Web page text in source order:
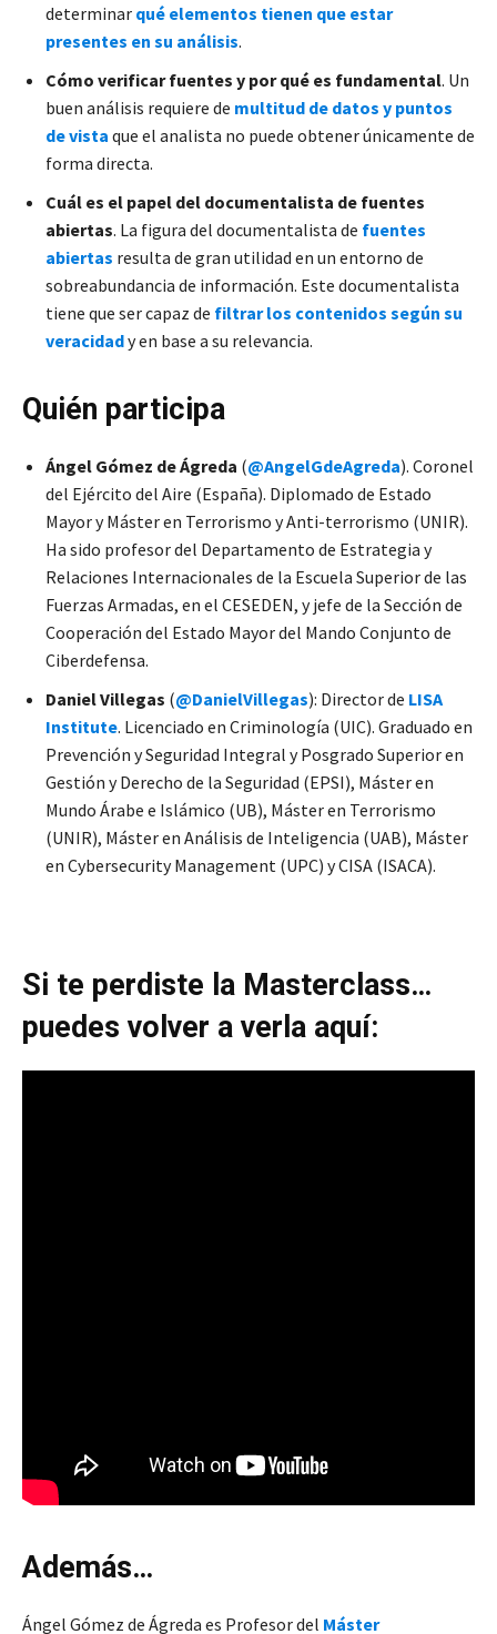
determinar qué elementos tienen que estar
presentes en su análisis.
Cómo verificar fuentes y por qué es fundamental. Un
buen análisis requiere de multitud de datos y puntos
de vista que el analista no puede obtener únicamente de
forma directa.
Cuál es el papel del documentalista de fuentes
abiertas. La figura del documentalista de fuentes
abiertas resulta de gran utilidad en un entorno de
sobreabundancia de información. Este documentalista
tiene que ser capaz de filtrar los contenidos según su
veracidady en base a su relevancia.
Quién participa
Ángel Gómez de Ágreda (@AngelGdeAgreda). Coronel
del Ejército del Aire (España). Diplomado de Estado
Mayor y Máster en Terrorismo y Anti-terrorismo (UNIR).
Ha sido profesor del Departamento de Estrategia y
Relaciones Internacionales de la Escuela Superior de las
Fuerzas Armadas, en el CESEDEN, y jefe de la Sección de
Cooperación del Estado Mayor del Mando Conjunto de
Ciberdefensa.
Daniel Villegas (@DanielVillegas): Director de LISA
Institute. Licenciado en Criminología (UIC). Graduado en
Prevención y Seguridad Integral y Posgrado Superior en
Gestión y Derecho de la Seguridad (EPSI), Máster en
Mundo Árabe e Islámico (UB), Máster en Terrorismo
(UNIR), Máster en Análisis de Inteligencia (UAB), Máster
en Cybersecurity Management (UPC) y CISA (ISACA).
Si te perdiste la Masterclass…
puedes volver a verla aquí:
Además…
Ángel Gómez de Ágreda es Profesor del Máster